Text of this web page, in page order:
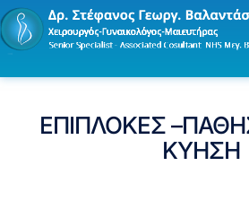
ΕΠΙΠΛΟΚΕΣ
ΚΥΗΣΗ